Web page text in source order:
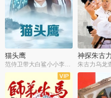
猫头鹰
范侍卫带大白鲨小小李破案寻妃
神探朱古力